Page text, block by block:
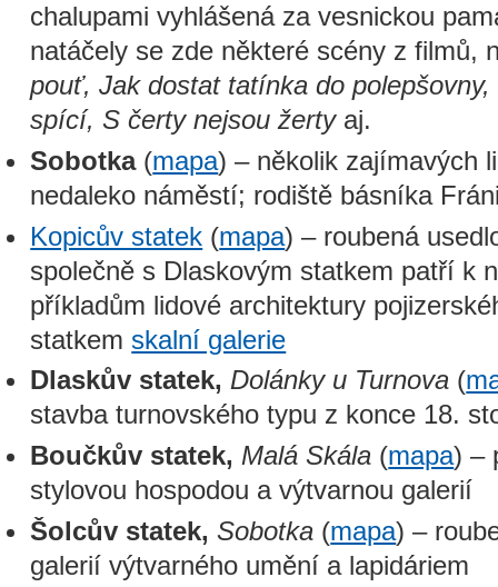
chalupami vyhlášená za vesnickou
natáčely se zde některé scény z filmů,
pouť, Jak dostat tatínka do
spící, S čerty nejsou žertyaj.
Sobotka(mapa) – několik zajímavých
nedaleko náměstí; rodiště básníka
Kopicův statek (mapa) – roubená
společně s Dlaskovým statkem patří k
příkladům lidové architektury
statkem skalní galerie
Dlaskův statek, Dolánky u Turnova (
stavba turnovského typu z konce 18.
Boučkův statek, Malá Skála (mapa) –
stylovou hospodou a výtvarnou galerií
Šolcův statek, Sobotka (mapa) –
galerií výtvarného umění a lapidáriem